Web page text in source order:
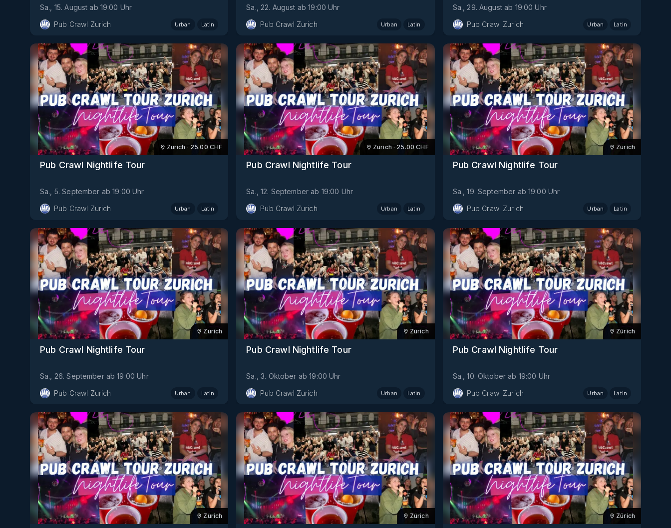
Sa., 15. August ab 19:00 Uhr
Pub Crawl Zurich
Urban Latin
Sa., 22. August ab 19:00 Uhr
Pub Crawl Zurich
Urban Latin
Sa., 29. August ab 19:00 Uhr
Pub Crawl Zurich
Urban Latin
Zürich · 25.00 CHF
Pub Crawl Nightlife Tour
Sa., 5. September ab 19:00 Uhr
Pub Crawl Zurich
Urban Latin
Zürich · 25.00 CHF
Pub Crawl Nightlife Tour
Sa., 12. September ab 19:00 Uhr
Pub Crawl Zurich
Urban Latin
Zürich
Pub Crawl Nightlife Tour
Sa., 19. September ab 19:00 Uhr
Pub Crawl Zurich
Urban Latin
Zürich
Pub Crawl Nightlife Tour
Sa., 26. September ab 19:00 Uhr
Pub Crawl Zurich
Urban Latin
Zürich
Pub Crawl Nightlife Tour
Sa., 3. Oktober ab 19:00 Uhr
Pub Crawl Zurich
Urban Latin
Zürich
Pub Crawl Nightlife Tour
Sa., 10. Oktober ab 19:00 Uhr
Pub Crawl Zurich
Urban Latin
Zürich Zürich Zürich